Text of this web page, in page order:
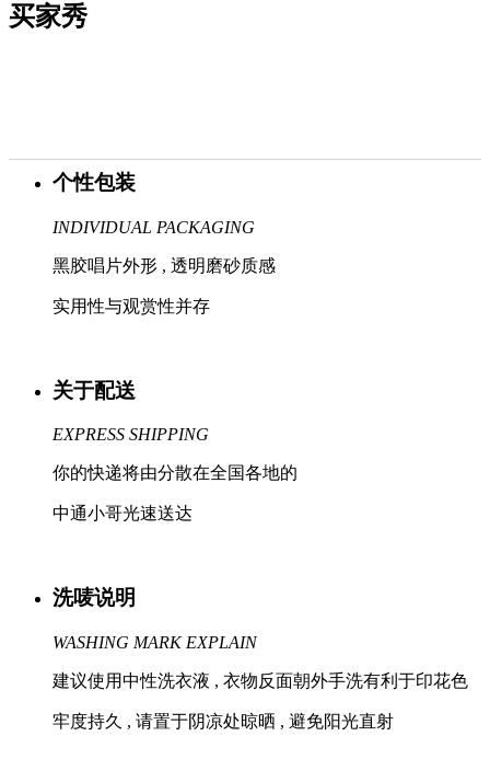
买家秀
个性包装
INDIVIDUAL PACKAGING
黑胶唱片外形 , 透明磨砂质感
实用性与观赏性并存
关于配送
EXPRESS SHIPPING
你的快递将由分散在全国各地的
中通小哥光速送达
洗唛说明
WASHING MARK EXPLAIN
建议使用中性洗衣液 , 衣物反面朝外手洗有利于印花色
牢度持久 , 请置于阴凉处晾晒 , 避免阳光直射